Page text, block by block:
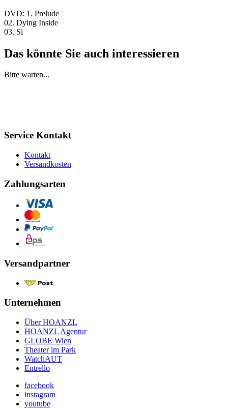
DVD: 1. Prelude
02. Dying Inside
03. Si
Das könnte Sie auch interessieren
Bitte warten...
Service Kontakt
Kontakt
Versandkosten
Zahlungsarten
Versandpartner
Unternehmen
Über HOANZL
HOANZL Agentur
GLOBE Wien
Theater im Park
WatchAUT
Entrello
facebook
instagram
youtube